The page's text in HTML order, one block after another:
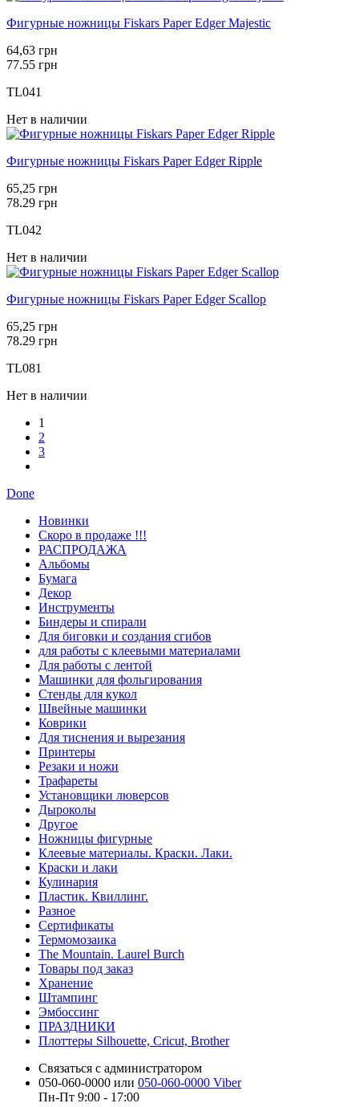
Фигурные ножницы Fiskars Paper Edger Majestic
64,63 грн
77.55 грн
TL041
Нет в наличии
Фигурные ножницы Fiskars Paper Edger Ripple
65,25 грн
78.29 грн
TL042
Нет в наличии
Фигурные ножницы Fiskars Paper Edger Scallop
65,25 грн
78.29 грн
TL081
Нет в наличии
1
2
3
Done
Новинки
Скоро в продаже !!!
РАСПРОДАЖА
Альбомы
Бумага
Декор
Инструменты
Биндеры и спирали
Для биговки и создания сгибов
для работы с клеевыми материалами
Для работы с лентой
Машинки для фольгирования
Стенды для кукол
Швейные машинки
Коврики
Для тиснения и вырезания
Принтеры
Резаки и ножи
Трафареты
Установщики люверсов
Дыроколы
Другое
Ножницы фигурные
Клеевые материалы. Краски. Лаки.
Краски и лаки
Кулинария
Пластик. Квиллинг.
Разное
Сертификаты
Термомозаика
The Mountain. Laurel Burch
Товары под заказ
Хранение
Штампинг
Эмбоссинг
ПРАЗДНИКИ
Плоттеры Silhouette, Cricut, Brother
Связаться с администратором
050-060-0000 или 050-060-0000 Viber
Пн-Пт 9:00 - 17:00